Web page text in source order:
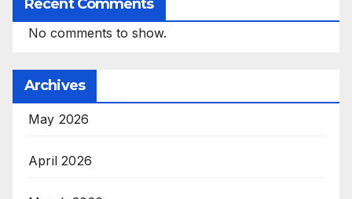
Recent Comments
No comments to show.
Archives
May 2026
April 2026